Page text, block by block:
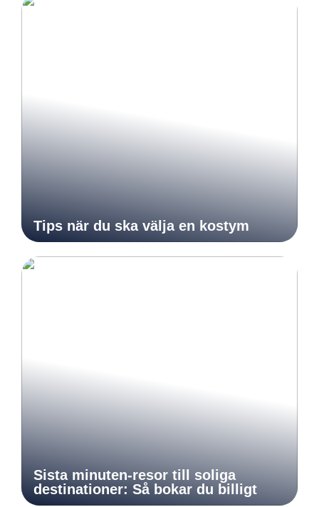
Tips när du ska välja en kostym
Sista minuten-resor till soliga
destinationer: Så bokar du billigt